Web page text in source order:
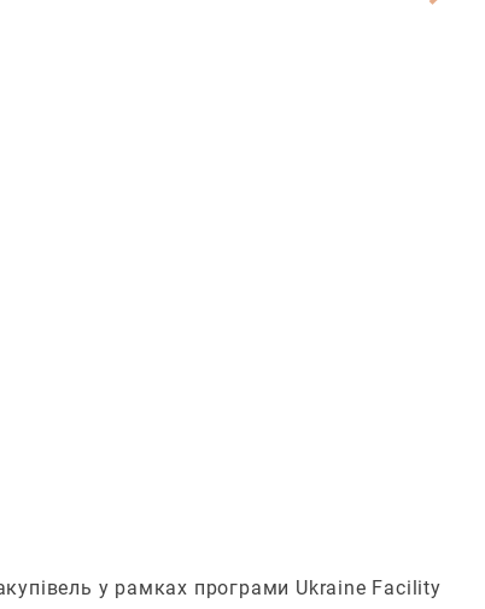
у рамках програми Ukraine Facility